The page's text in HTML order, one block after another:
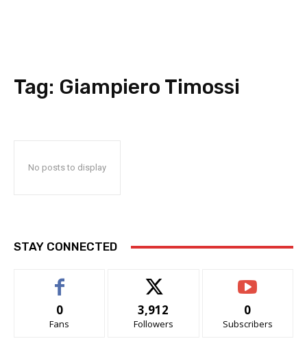
Tag: Giampiero Timossi
No posts to display
STAY CONNECTED
0
Fans
3,912
Followers
0
Subscribers